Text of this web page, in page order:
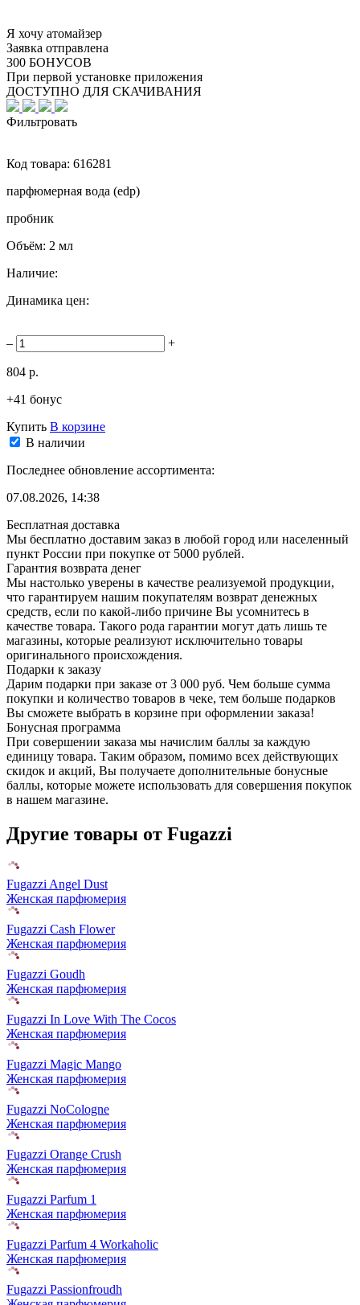
Я хочу атомайзер
Заявка отправлена
300 БОНУСОВ
При первой установке приложения
ДОСТУПНО ДЛЯ СКАЧИВАНИЯ
Фильтровать
Код товара: 616281
парфюмерная вода (edp)
пробник
Объём: 2 мл
Наличие:
Динамика цен:
– +
804 р.
+41 бонус
Купить В корзине
В наличии
Последнее обновление ассортимента:
07.08.2026, 14:38
Бесплатная доставка
Мы бесплатно доставим заказ в любой город или населенный
пункт России при покупке от 5000 рублей.
Гарантия возврата денег
Мы настолько уверены в качестве реализуемой продукции,
что гарантируем нашим покупателям возврат денежных
средств, если по какой-либо причине Вы усомнитесь в
качестве товара. Такого рода гарантии могут дать лишь те
магазины, которые реализуют исключительно товары
оригинального происхождения.
Подарки к заказу
Дарим подарки при заказе от 3 000 руб. Чем больше сумма
покупки и количество товаров в чеке, тем больше подарков
Вы сможете выбрать в корзине при оформлении заказа!
Бонусная программа
При совершении заказа мы начислим баллы за каждую
единицу товара. Таким образом, помимо всех действующих
скидок и акций, Вы получаете дополнительные бонусные
баллы, которые можете использовать для совершения покупок
в нашем магазине.
Другие товары от Fugazzi
Fugazzi Angel Dust
Женская парфюмерия
Fugazzi Cash Flower
Женская парфюмерия
Fugazzi Goudh
Женская парфюмерия
Fugazzi In Love With The Cocos
Женская парфюмерия
Fugazzi Magic Mango
Женская парфюмерия
Fugazzi NoCologne
Женская парфюмерия
Fugazzi Orange Crush
Женская парфюмерия
Fugazzi Parfum 1
Женская парфюмерия
Fugazzi Parfum 4 Workaholic
Женская парфюмерия
Fugazzi Passionfroudh